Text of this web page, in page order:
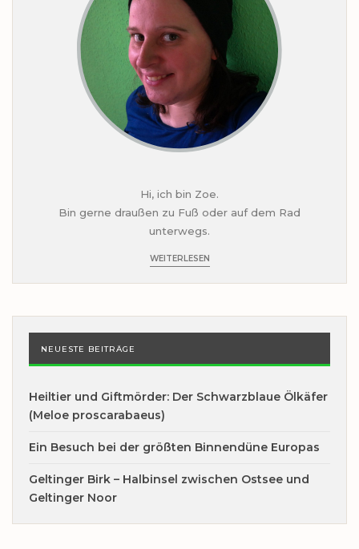
Hi, ich bin Zoe.
Bin gerne draußen zu Fuß oder auf dem Rad
unterwegs.
WEITERLESEN
NEUESTE BEITRÄGE
Heiltier und Giftmörder: Der Schwarzblaue Ölkäfer
(Meloe proscarabaeus)
Ein Besuch bei der größten Binnendüne Europas
Geltinger Birk – Halbinsel zwischen Ostsee und
Geltinger Noor